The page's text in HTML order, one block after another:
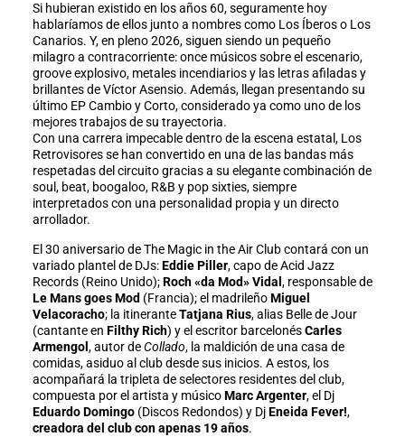
Si hubieran existido en los años 60, seguramente hoy
hablaríamos de ellos junto a nombres como Los Íberos o Los
Canarios. Y, en pleno 2026, siguen siendo un pequeño
milagro a contracorriente: once músicos sobre el escenario,
groove explosivo, metales incendiarios y las letras afiladas y
brillantes de Víctor Asensio. Además, llegan presentando su
último EP Cambio y Corto, considerado ya como uno de los
mejores trabajos de su trayectoria.
Con una carrera impecable dentro de la escena estatal, Los
Retrovisores se han convertido en una de las bandas más
respetadas del circuito gracias a su elegante combinación de
soul, beat, boogaloo, R&B y pop sixties, siempre
interpretados con una personalidad propia y un directo
arrollador.
El 30 aniversario de The Magic in the Air Club contará con un
variado plantel de DJs:Eddie Piller, capo de Acid Jazz
Records (Reino Unido);Roch «da Mod» Vidal , responsable de
Le Mans goes Mod (Francia); el madrileñoMiguel
Velacoracho; la itineranteTatjana Rius, alias Belle de Jour
(cantante en Filthy Rich) y el escritor barcelonésCarles
Armengol , autor deCollado, la maldición de una casa de
comidas, asiduo al club desde sus inicios. A estos, los
acompañará la tripleta de selectores residentes del club,
compuesta por el artista y músicoMarc Argenter, el Dj
Eduardo Domingo(Discos Redondos) y DjEneida Fever!,
creadora del club con apenas 19 años.